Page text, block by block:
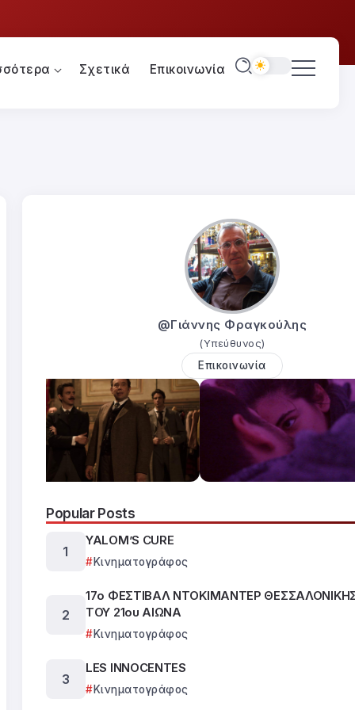
Σχετικά Επικοινωνία
@Γιάννης Φραγκούλης
(Υπεύθυνος)
Επικοινωνία
Popular Posts
YALOM’S CURE
Κινηματογράφος
17ο ΦΕΣΤΙΒΑΛ ΝΤΟΚΙΜΑΝΤΕΡ
ΤΟΥ 21ου ΑΙΩΝΑ
Κινηματογράφος
LES INNOCENTES
Κινηματογράφος